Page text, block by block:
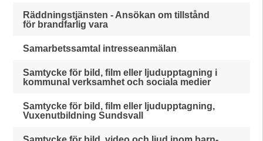
Räddningstjänsten - Ansökan om tillstånd
för brandfarlig vara
Samarbetssamtal intresseanmälan
Samtycke för bild, film eller ljudupptagning i
kommunal verksamhet och sociala medier
Samtycke för bild, film eller ljudupptagning,
Vuxenutbildning Sundsvall